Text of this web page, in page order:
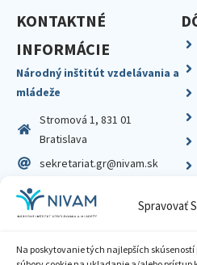
Spravovať
Na poskytovanie tých najlepších
KONTAKTNÉ
INFORMÁCIE
Národný inštitút vzdelávania a
mládeže
Stromová 1, 831 01
Bratislava
sekretariat.gr@nivam.sk
IČO: 00164348
DIČ: 2020798714